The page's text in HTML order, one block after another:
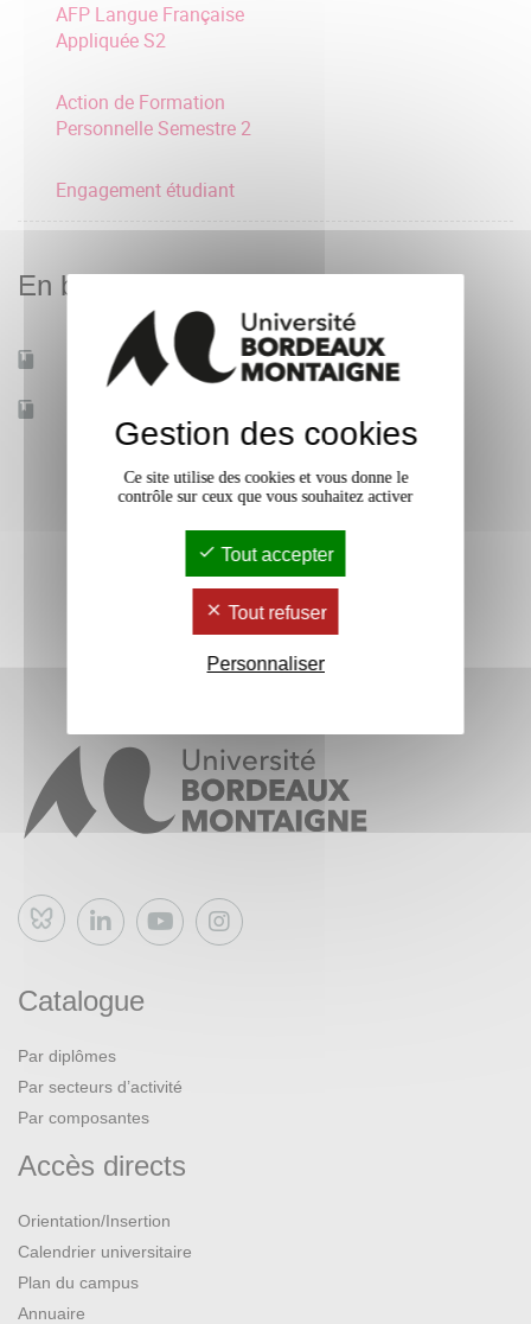
AFP Langue Française
Appliquée S2
Action de Formation
Personnelle Semestre 2
Engagement étudiant
En bref
Mobilité d'études Oui
Bluesky
Catalogue
Par diplômes
Par secteurs d’activité
Par composantes
Accès directs
Orientation/Insertion
Calendrier universitaire
Plan du campus
Annuaire
Gestion des cookies
Ce site utilise des cookies et vous donne le
contrôle sur ceux que vous souhaitez activer
Tout accepter
Tout refuser
Personnaliser